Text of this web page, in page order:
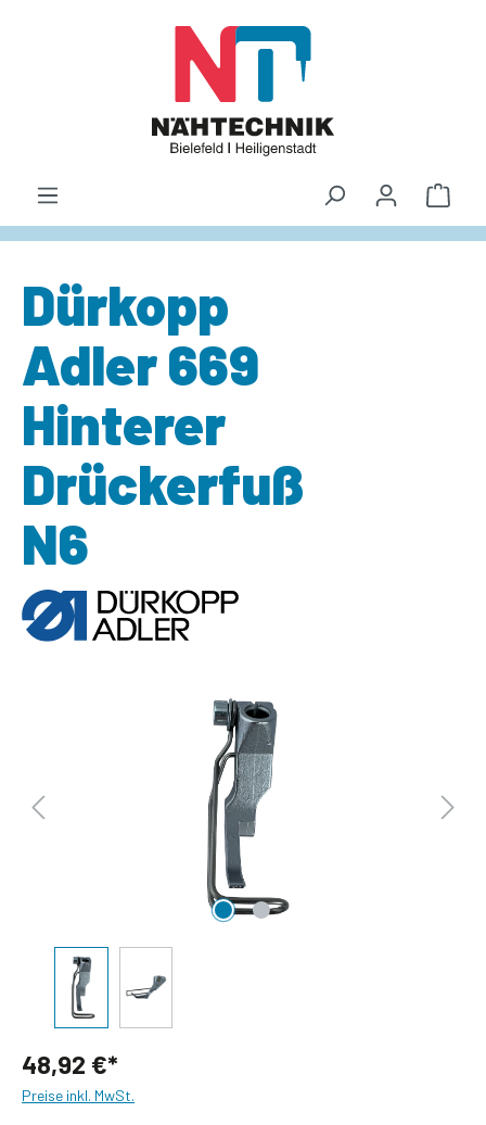
Dürkopp
Adler 669
Hinterer
Drückerfuß
N6
48,92 €*
Preise inkl. MwSt.